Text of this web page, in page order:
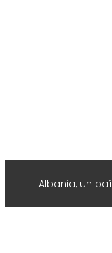
Albania, un